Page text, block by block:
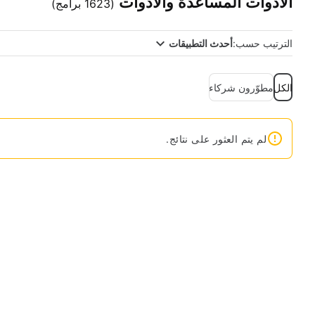
(1623 برامج)
الترتيب حسب:أحدث التطبيقات
الكلمطوّرون شركاء
لم يتم العثور على نتائج.